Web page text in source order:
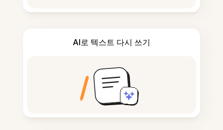
AI로 텍스트 다시 쓰기